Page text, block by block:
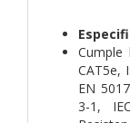
CAT5e,
EN
3-1,